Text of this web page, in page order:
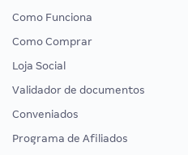
Como Funciona
Como Comprar
Loja Social
Validador de documentos
Conveniados
Programa de Afiliados